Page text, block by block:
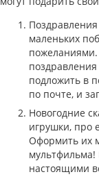
маленьких
подложить в
по почте, и
Новогодние
игрушки, про
Оформить их
мультфильма!
настоящими